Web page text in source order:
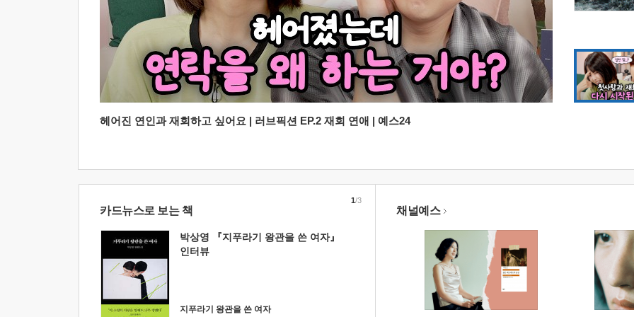
헤어진 연인과 재회하고 싶어요 | 러브픽션 EP.2 재회 연애 | 예스24
카드뉴스로 보는 책
박상영 『지푸라기 왕관을 쓴 여자』
인터뷰
지푸라기 왕관을 쓴 여자
1/3
채널예스